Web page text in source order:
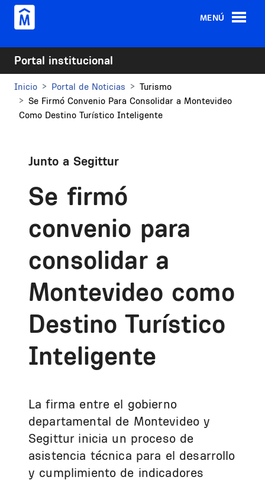
Pasar al contenido principal
MENÚ
Portal institucional
Inicio Portal de Noticias
Turismo
Se Firmó Convenio Para Consolidar a Montevideo
Como Destino Turístico Inteligente
Junto a Segittur
Se firmó
convenio para
consolidar a
Montevideo como
Destino Turístico
Inteligente
La firma entre el gobierno
departamental de Montevideo y
Segittur inicia un proceso de
asistencia técnica para el desarrollo
y cumplimiento de indicadores